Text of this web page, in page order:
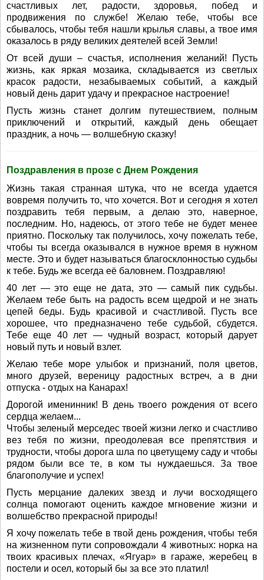
счастливых лет, радости, здоровья, побед и
продвижения по службе! Желаю тебе, чтобы все
сбывалось, чтобы тебя нашли крылья славы, а твое имя
оказалось в ряду великих деятелей всей Земли!
От всей души – счастья, исполнения желаний! Пусть
жизнь, как яркая мозаика, складывается из светлых
красок радости, незабываемых событий, а каждый
новый день дарит удачу и прекрасное настроение!
Пусть жизнь станет долгим путешествием, полным
приключений и открытий, каждый день обещает
праздник, а ночь — волшебную сказку!
Поздравления в прозе с Днем Рождения
Жизнь такая странная штука, что не всегда удается
вовремя получить то, что хочется. Вот и сегодня я хотел
поздравить тебя первым, а делаю это, наверное,
последним. Но, надеюсь, от этого тебе не будет менее
приятно. Поскольку так получилось, хочу пожелать тебе,
чтобы ты всегда оказывался в нужное время в нужном
месте. Это и будет называться благосклонностью судьбы
к тебе. Будь же всегда её баловнем. Поздравляю!
40 лет — это еще не дата, это — самый пик судьбы.
Желаем тебе быть на радость всем щедрой и не знать
цепей беды. Будь красивой и счастливой. Пусть все
хорошее, что предназначено тебе судьбой, сбудется.
Тебе еще 40 лет — чудный возраст, который дарует
новый путь и новый взлет.
Желаю тебе море улыбок и признаний, поля цветов,
много друзей, вереницу радостных встреч, а в дни
отпуска - отдых на Канарах!
Дорогой именинник! В день твоего рождения от всего
сердца желаем...
Чтобы зеленый мерседес твоей жизни легко и счастливо
вез тебя по жизни, преодолевая все препятствия и
трудности, чтобы дорога шла по цветущему саду и чтобы
рядом были все те, в ком ты нуждаешься. За твое
благополучие и успех!
Пусть мерцание далеких звезд и лучи восходящего
солнца помогают оценить каждое мгновение жизни и
волшебство прекрасной природы!
Я хочу пожелать тебе в твой день рождения, чтобы тебя
на жизненном пути сопровождали 4 животных: норка на
твоих красивых плечах, «Ягуар» в гараже, жеребец в
постели и осел, который бы за все это платил!